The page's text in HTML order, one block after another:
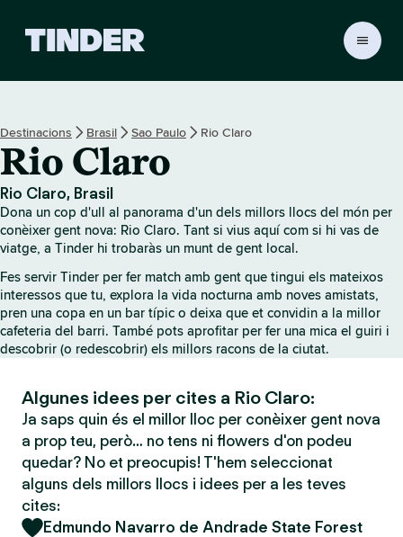
r
n
c
i
Destinacions Brasil Sao Paulo Rio Claro
Rio Claro
Rio Claro, Brasil
Dona un cop d'ull al panorama d'un dels millors llocs del món per
conèixer gent nova: Rio Claro. Tant si vius aquí com si hi vas de
viatge, a Tinder hi trobaràs un munt de gent local.
Fes servir Tinder per fer match amb gent que tingui els mateixos
interessos que tu, explora la vida nocturna amb noves amistats,
pren una copa en un bar típic o deixa que et convidin a la millor
cafeteria del barri. També pots aprofitar per fer una mica el guiri i
descobrir (o redescobrir) els millors racons de la ciutat.
Algunes idees per cites a Rio Claro:
Ja saps quin és el millor lloc per conèixer gent nova
a prop teu, però… no tens ni flowers d'on podeu
quedar? No et preocupis! T'hem seleccionat
alguns dels millors llocs i idees per a les teves
cites:
Edmundo Navarro de Andrade State Forest